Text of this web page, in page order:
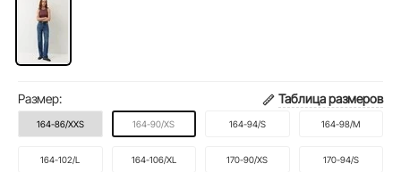
Размер: Таблица размеров
164-86/XXS 164-90/XS 164-94/S 164-98/M
164-102/L 164-106/XL 170-90/XS 170-94/S